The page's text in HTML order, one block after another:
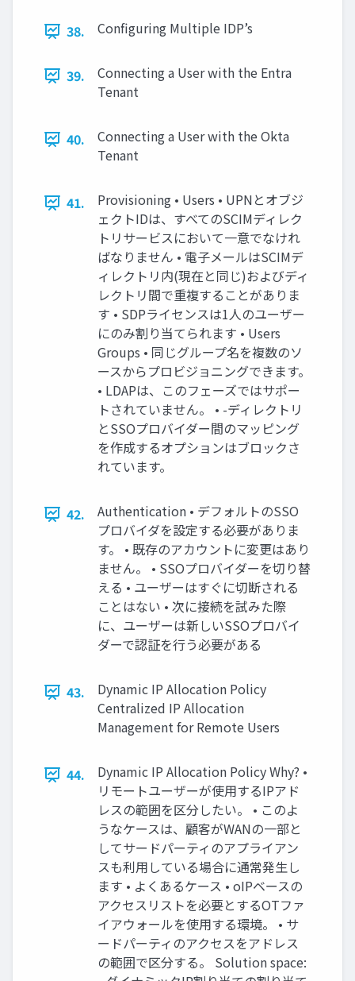
38. Configuring Multiple IDP’s
39.
Connecting a User with the Entra
Tenant
40.
Connecting a User with the Okta
Tenant
41.
Provisioning • Users • UPNとオブジ
ェクトIDは、すべてのSCIMディレク
トリサービスにおいて⼀意でなけれ
ばなりません • 電⼦メールはSCIMデ
ィレクトリ内(現在と同じ)およびディ
レクトリ間で重複することがありま
す • SDPライセンスは1⼈のユーザー
にのみ割り当てられます • Users
Groups • 同じグループ名を複数のソ
ースからプロビジョニングできます。
• LDAPは、このフェーズではサポー
トされていません。 • -ディレクトリ
とSSOプロバイダー間のマッピング
を作成するオプションはブロックさ
れています。
42.
Authentication • デフォルトのSSO
プロバイダを設定する必要がありま
す。 • 既存のアカウントに変更はあり
ません。 • SSOプロバイダーを切り替
える • ユーザーはすぐに切断される
ことはない • 次に接続を試みた際
に、ユーザーは新しいSSOプロバイ
ダーで認証を⾏う必要がある
43.
Dynamic IP Allocation Policy
Centralized IP Allocation
Management for Remote Users
44.
Dynamic IP Allocation Policy Why? •
リモートユーザーが使⽤するIPアド
レスの範囲を区分したい。 • このよ
うなケースは、顧客がWANの⼀部と
してサードパーティのアプライアン
スも利⽤している場合に通常発⽣し
ます • よくあるケース • oIPベースの
アクセスリストを必要とするOTファ
イアウォールを使⽤する環境。 • サ
ードパーティのアクセスをアドレス
の範囲で区分する。 Solution space: